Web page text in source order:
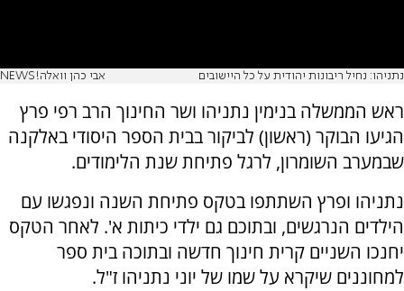
נתניהו: נחיל ריבונות יהודית על כל היישובים אבי כהן וואלה!NEWS
ראש הממשלה בנימין נתניהו ושר החינוך הרב רפי פרץ
הגיעו הבוקר (ראשון) לביקור בבית הספר היסודי באלקנה
שבמערב השומרון, לרגל פתיחת שנת הלימודים.
נתניהו ופרץ השתתפו בטקס פתיחת השנה ונפגשו עם
הילדים הנרגשים, ובתוכם גם ילדי כיתות א'. לאחר הטקס
יחנכו השניים קרית חינוך חדשה ובתוכה בית ספר
למחוננים שיקרא על שמו של יוני נתניהו ז"ל.